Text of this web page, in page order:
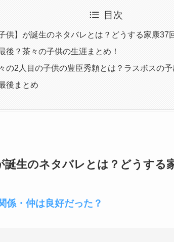
目次
供】が誕生のネタバレとは？どうする家康37
後？茶々の子供の生涯まとめ！
の2人目の子供の豊臣秀頼とは？ラスボスの予
後まとめ
生のネタバレとは？どうする
係・仲は良好だった？